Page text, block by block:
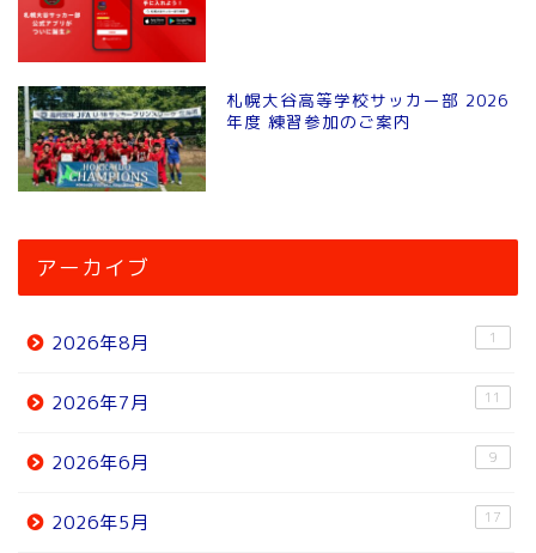
札幌大谷高等学校サッカー部 2026
年度 練習参加のご案内
アーカイブ
2026年8月 1
2026年7月 11
2026年6月 9
2026年5月 17